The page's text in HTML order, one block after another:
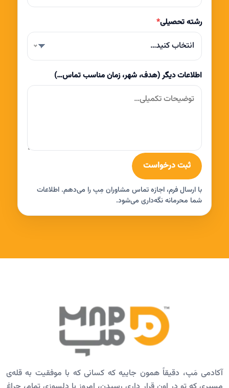
رشته تحصیلی*
انتخاب کنید…
اطلاعات دیگر (هدف، شهر، زمان مناسب تماس…)
ثبت درخواست
با ارسال فرم، اجازه تماس مشاوران مِپ را می‌دهم. اطلاعات
شما محرمانه نگه‌داری می‌شود.
آکادمی مَپ، دقیقاً همون جاییه که کسانی که با موفقیت به قله‌ی